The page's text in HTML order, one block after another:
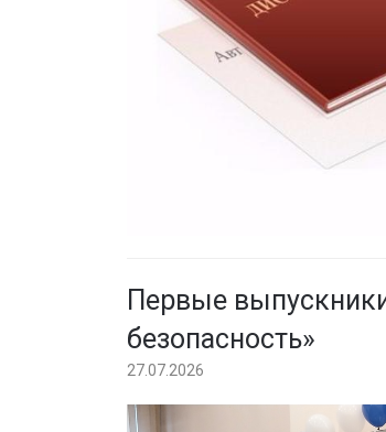
Первые
безопасность»
27.07.2026